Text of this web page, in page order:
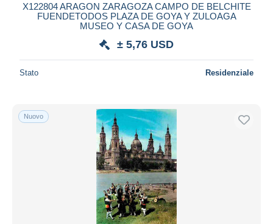
X122804 ARAGON ZARAGOZA CAMPO DE BELCHITE
FUENDETODOS PLAZA DE GOYA Y ZULOAGA
MUSEO Y CASA DE GOYA
± 5,76 USD
Stato Residenziale
Nuovo